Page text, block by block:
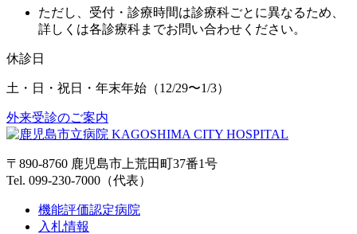
ただし、受付・診療時間は診療科ごとに異なるため、
詳しくは各診療科までお問い合わせください。
休診日
土・日・祝日・年末年始 （12/29〜1/3）
外来受診のご案内
〒890-8760 鹿児島市上荒田町37番1号
Tel. 099-230-7000（代表）
機能評価認定病院
入札情報